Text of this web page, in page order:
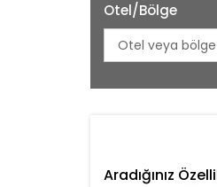
Otel/Bölge
Aradığınız